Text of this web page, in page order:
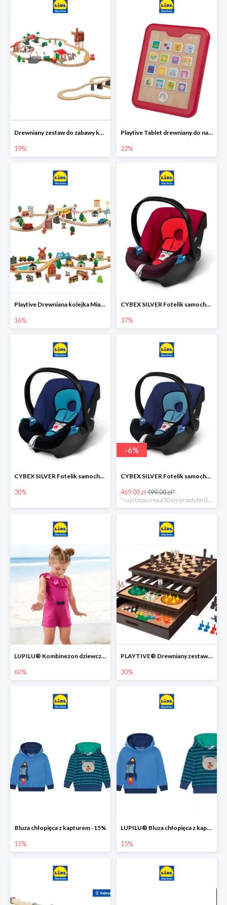
Drewniany zestaw do zabawy kolejką - farma i wiadukt
19%
Playtive Tablet drewniany do nauki, interaktywny
22%
Playtive Drewniana kolejka Miasto lub Farma
16%
CYBEX SILVER Fotelik samochodowy
37%
CYBEX SILVER Fotelik samochodowy -30%
30%
-6%
CYBEX SILVER Fotelik samochodowy + dostawa gratis!
469.00 zł499.00 zł*
*najniższa cena z 30 dni przed obniżką
LUPILU® Kombinezon dziewczęcy z bawełny
60%
PLAYTIVE® Drewniany zestaw gier 10 w 1
30%
Bluza chłopięca z kapturem -15%
15%
LUPILU® Bluza chłopięca z kapturem
15%